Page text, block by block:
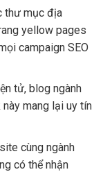
thư mục địa
yellow pages
campaign SEO
tử, blog ngành
mang lại uy tín
cùng ngành
có thể nhận